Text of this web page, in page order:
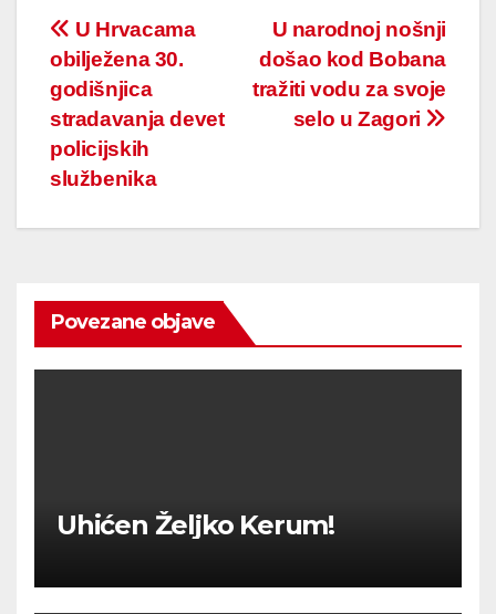
Post
navigation
U narodnoj nošnji
došao kod Bobana
tražiti vodu za svoje
selo u Zagori
U Hrvacama
obilježena 30.
godišnjica
stradavanja devet
policijskih
službenika
Povezane objave
Uhićen Željko Kerum!